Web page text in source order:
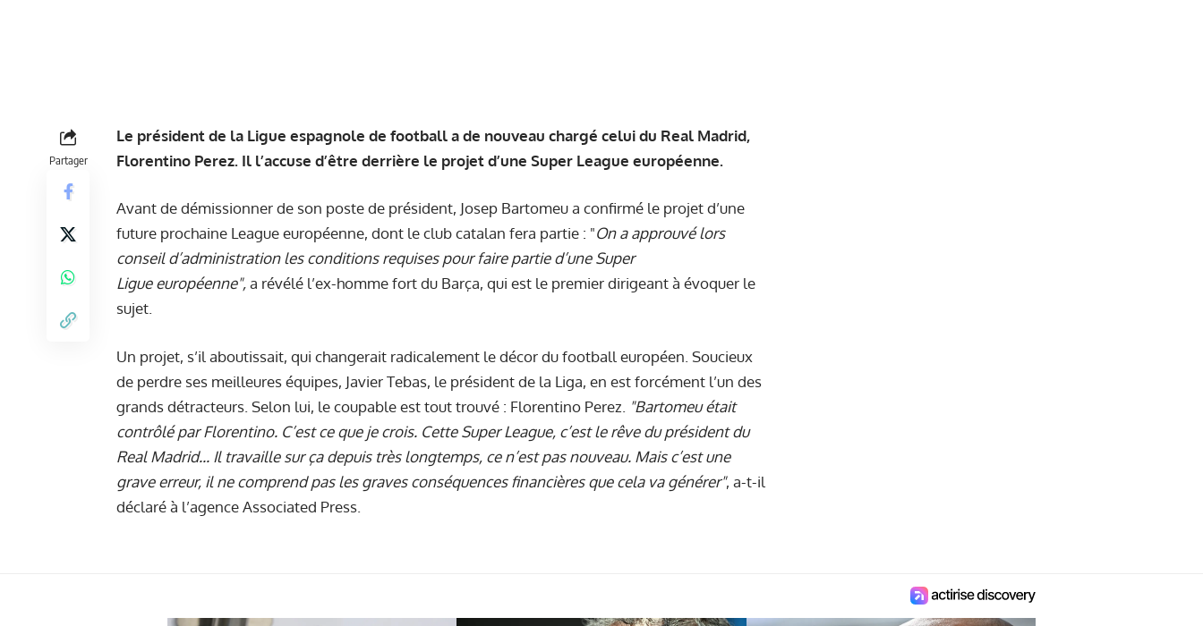
Partager
Le président de la Ligue espagnole de football a de nouveau chargé celui du Real Madrid,
Florentino Perez. Il l’accuse d’être derrière le projet d’une Super League européenne.
Avant de démissionner de son poste de président, Josep Bartomeu a confirmé le projet d’une
future prochaine League européenne, dont le club catalan fera partie : "On a approuvé lors
conseil d’administration les conditions requises pour faire partie d’une Super
Ligue européenne",a révélé l’ex-homme fort du Barça, qui est le premier dirigeant à évoquer le
sujet.
Un projet, s’il aboutissait, qui changerait radicalement le décor du football européen. Soucieux
de perdre ses meilleures équipes, Javier Tebas, le président de la Liga, en est forcément l’un des
grands détracteurs. Selon lui, le coupable est tout trouvé : Florentino Perez. "Bartomeu était
contrôlé par Florentino. C’est ce que je crois. Cette Super League, c’est le rêve du président du
Real Madrid... Il travaille sur ça depuis très longtemps, ce n’est pas nouveau. Mais c’est une
grave erreur, il ne comprend pas les graves conséquences financières que cela va générer", a-t-il
déclaré à l’agence Associated Press.